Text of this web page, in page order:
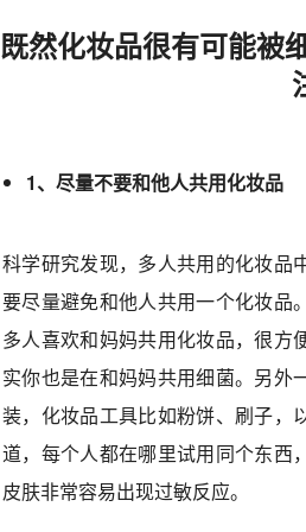
既然化妆品很有可能被
1、尽量不要和他人共用化妆品
科学研究发现，多人共用的化妆品
要尽量避免和他人共用一个化妆品
多人喜欢和妈妈共用化妆品，很方
实你也是在和妈妈共用细菌。另外
装，化妆品工具比如粉饼、刷子，
道，每个人都在哪里试用同个东西
皮肤非常容易出现过敏反应。